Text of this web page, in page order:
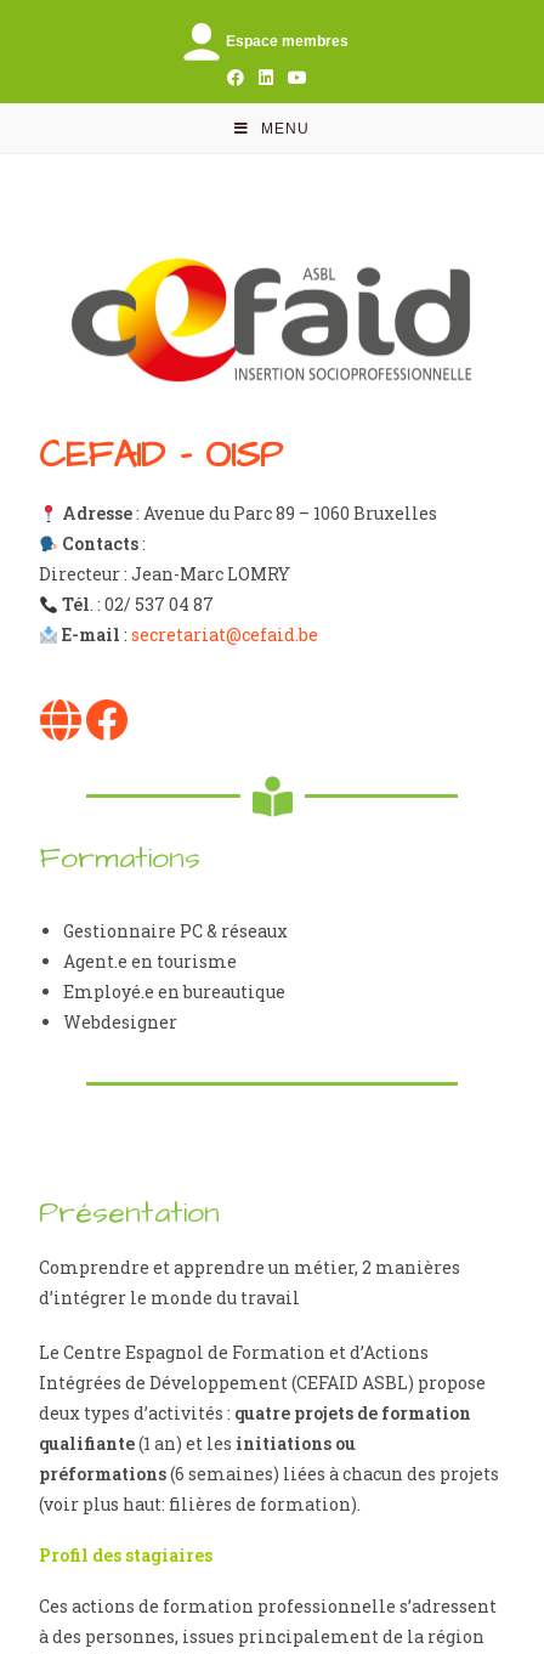
Espace membres
MENU
CEFAID - OISP
Adresse: Avenue du Parc 89 – 1060 Bruxelles
Contacts:
Directeur : Jean-Marc LOMRY
Tél. : 02/ 537 04 87
E-mail :secretariat@cefaid.be
Formations
Gestionnaire PC & réseaux
Agent.e en tourisme
Employé.e en bureautique
Webdesigner
Présentation
Comprendre et apprendre un métier, 2 manières
d’intégrer le monde du travail
Le Centre Espagnol de Formation et d’Actions
Intégrées de Développement (CEFAID ASBL) propose
deux types d’activités : quatre projets de formation
qualifiante(1 an) et les initiations ou
préformations(6 semaines) liées à chacun des projets
(voir plus haut: filières de formation).
Profil des stagiaires
Ces actions de formation professionnelle s’adressent
à des personnes, issues principalement de la région